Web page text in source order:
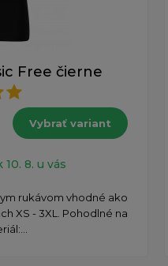
Free čierne
Vybrať variant
8. u vás
rukávom vhodné ako
XS - 3XL. Pohodlné na